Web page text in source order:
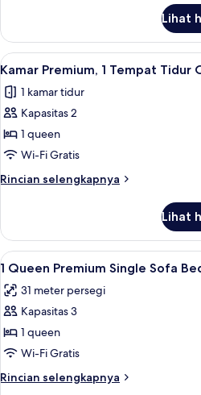
Kamar
Premium
Lihat
Lihat
semua
foto
untuk
Kamar
Premium,
1
Tempat
Queen
5
Kamar Premium, 1 Tempat Tidur
1 kamar tidur
Kapasitas 2
1 queen
Wi-Fi Gratis
Rincian selengkapnya
Rincian
Kamar
Premium,
1
Tidur
Queen
Lihat
Lihat
semua
foto
untuk
1
Queen
Premium
Single
3
1 Queen Premium Single Sofa
31 meter persegi
Kapasitas 3
1 queen
Wi-Fi Gratis
Rincian selengkapnya
Rincian